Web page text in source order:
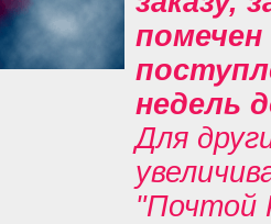
помечен
недель
Для
"Почтой